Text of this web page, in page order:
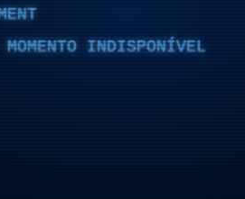
INDISPONÍVEL